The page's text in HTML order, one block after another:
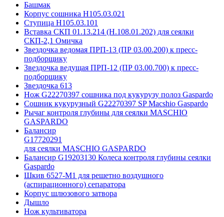
Башмак
Корпус сошника Н105.03.021
Ступица Н105.03.101
Вставка СКП 01.13.214 (Н.108.01.202) для сеялки
СКП-2,1 Омичка
Звездочка ведомая ПРП-13 (ПР 03.00.200) к пресс-
подборщику
Звездочка ведущая ПРП-12 (ПР 03.00.700) к пресс-
подборщику
Звездочка 613
Нож G22270397 сошника под кукурузу полоз Gaspardo
Сошник кукурузный G22270397 SP Macshio Gaspardo
Рычаг контроля глубины для сеялки MASCHIO
GASPARDO
Балансир
G17720291
для сеялки MASCHIO GASPARDO
Балансир G19203130 Колеса контроля глубины сеялки
Gaspardo
Шкив 6527-М1 для решетно воздушного
(аспирационного) сепаратора
Корпус шлюзового затвора
Дышло
Нож культиватора